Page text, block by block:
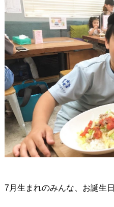
7月生まれのみんな、お誕生